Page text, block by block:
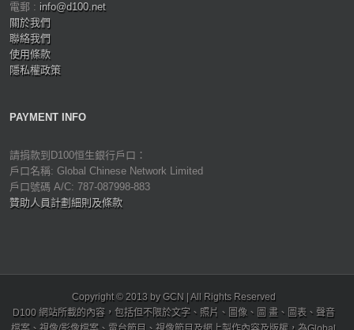
電郵 : info@d100.net
關於我們
聯絡我們
使用條款
隱私權政策
PAYMENT INFO
請捐款到D100恒生銀行戶口：
戶口名稱: Global Chinese Network Limited
戶口號碼 A/C: 787-087998-883
贊助人員計劃細則及條款
Copyright © 2013 by GCN | All Rights Reserved
D100 網站所載的內容，包括但不限於文字、照片、圖像、圖 畫、圖表、聲音